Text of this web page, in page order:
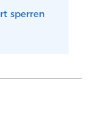
sperren